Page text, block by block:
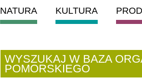
NATURA KULTURA
WYSZUKAJ W BAZA
POMORSKIEGO